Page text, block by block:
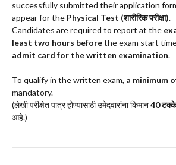
successfully submitted their application
appear for the Physical Test (शारीरिक परीक्षा).
Candidates are required to report at the
least two hours beforethe exam start
admit card for the written examination.
To qualify in the written exam, a minimum
mandatory.
(लेखी परीक्षेत पात्र होण्यासाठी उमेदवारांना किमान40
आहे.)